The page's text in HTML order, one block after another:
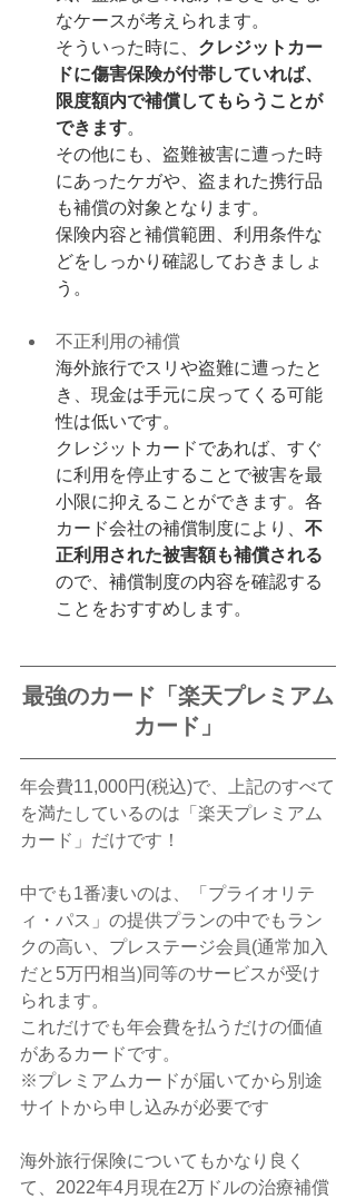
なケースが考えられます。
そういった時に、 クレジットカー
ドに傷害保険が付帯していれば、
限度額内で補償してもらうことが
できます。
その他にも、盗難被害に遭った時
にあったケガや、盗まれた携行品
も補償の対象となります。
保険内容と補償範囲、利用条件な
どをしっかり確認しておきましょ
う。
不正利用の補償
海外旅行でスリや盗難に遭ったと
き、現金は手元に戻ってくる可能
性は低いです。
クレジットカードであれば、すぐ
に利用を停止することで被害を最
小限に抑えることができます。各
カード会社の補償制度により、 不
正利用された被害額も補償される
ので、補償制度の内容を確認する
ことをおすすめします。
最強のカード「楽天プレミアム
カード」
年会費11,000円(税込)で、上記のすべて
を満たしているのは「楽天プレミアム
カード」だけです！
中でも1番凄いのは、「プライオリテ
ィ・パス」の提供プランの中でもラン
クの高い、プレステージ会員(通常加入
だと5万円相当)同等のサービスが受け
られます。
これだけでも年会費を払うだけの価値
があるカードです。
※プレミアムカードが届いてから別途
サイトから申し込みが必要です
海外旅行保険についてもかなり良く
て、2022年4月現在2万ドルの治療補償